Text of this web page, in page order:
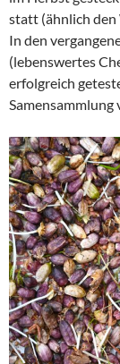
statt (ähnlich den
In den
(lebenswertes
erfolgreich
Samensammlung